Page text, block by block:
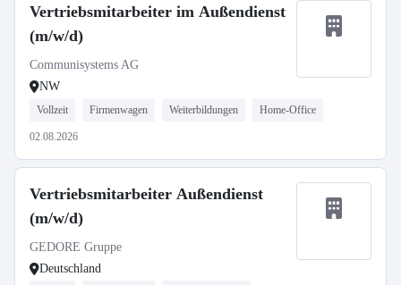
Vertriebsmitarbeiter im Außendienst
(m/w/d)
Communisystems AG
NW
Vollzeit Firmenwagen Weiterbildungen Home-Office
02.08.2026
Vertriebsmitarbeiter Außendienst
(m/w/d)
GEDORE Gruppe
Deutschland